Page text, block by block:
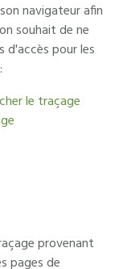
navigateur afin
souhait de ne
d'accès pour les
le traçage
provenant
pages de